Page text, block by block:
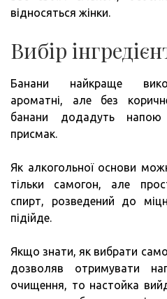
відносяться жінки.
Вибір
Банани найкраще
ароматні, але без
банани додадуть напою
присмак.
Як алкогольної основи
тільки самогон, але
спирт, розведений до
підійде.
Якщо знати, як вибрати
дозволяв отримувати
очищення, то настойка